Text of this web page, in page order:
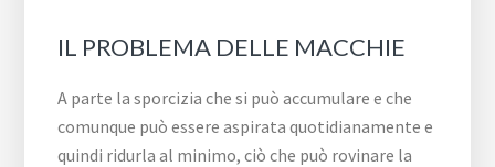
IL PROBLEMA DELLE MACCHIE
A parte la sporcizia che si può accumulare e che
comunque può essere aspirata quotidianamente e
quindi ridurla al minimo, ciò che può rovinare la